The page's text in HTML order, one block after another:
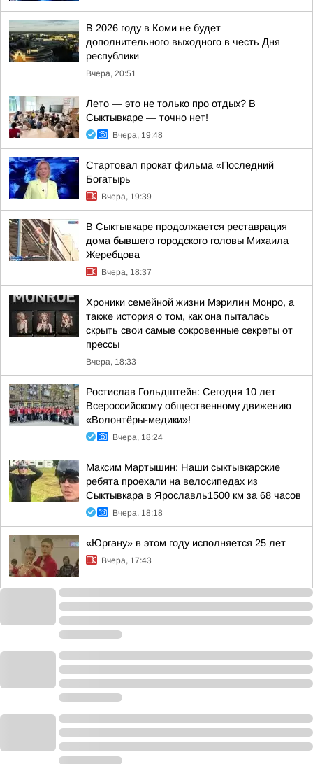
В 2026 году в Коми не будет
дополнительного выходного в честь Дня
республики
Вчера, 20:51
Лето — это не только про отдых? В
Сыктывкаре — точно нет!
Вчера, 19:48
Стартовал прокат фильма «Последний
Богатырь
Вчера, 19:39
В Сыктывкаре продолжается реставрация
дома бывшего городского головы Михаила
Жеребцова
Вчера, 18:37
Хроники семейной жизни Мэрилин Монро, а
также история о том, как она пыталась
скрыть свои самые сокровенные секреты от
прессы
Вчера, 18:33
Ростислав Гольдштейн: Сегодня 10 лет
Всероссийскому общественному движению
«Волонтёры-медики»!
Вчера, 18:24
Максим Мартышин: Наши сыктывкарские
ребята проехали на велосипедах из
Сыктывкара в Ярославль1500 км за 68 часов
Вчера, 18:18
«Юргану» в этом году исполняется 25 лет
Вчера, 17:43